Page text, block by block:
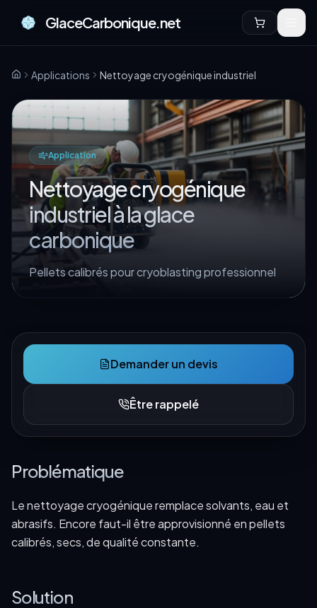
GlaceCarbonique.net
AccueilApplications Nettoyage cryogénique industriel
Application
Nettoyage cryogénique
industriel à la glace
carbonique
Pellets calibrés pour cryoblasting professionnel
Demander un devis
Être rappelé
Problématique
Le nettoyage cryogénique remplace solvants, eau et
abrasifs. Encore faut-il être approvisionné en pellets
calibrés, secs, de qualité constante.
Solution